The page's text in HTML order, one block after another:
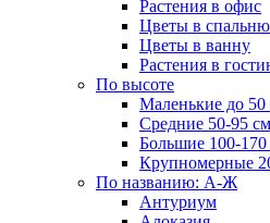
Растения в офис
Цветы в спальню
Цветы в ванну
Растения в
По высоте
Маленькие до 50
Средние 50-95 см
Большие 100-
Крупномерные
По названию: А-Ж
Антуриум